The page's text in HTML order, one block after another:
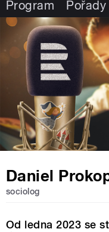
Program Pořady
Daniel
sociolog
Od ledna 2023 se